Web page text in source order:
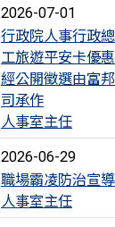
2026-07-01
行政院人事行政
工旅遊平安卡優
經公開徵選由富
司承作
人事室主任
2026-06-29
職場霸凌防治宣導
人事室主任